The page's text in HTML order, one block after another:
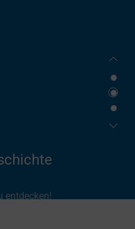
entdecken!